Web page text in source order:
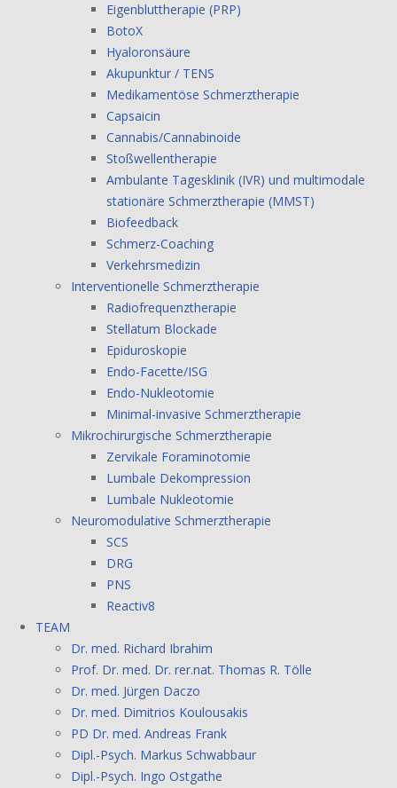
Eigenbluttherapie (PRP)
BotoX
Hyaloronsäure
Akupunktur / TENS
Medikamentöse Schmerztherapie
Capsaicin
Cannabis/Cannabinoide
Stoßwellentherapie
Ambulante Tagesklinik (IVR) und multimodale
stationäre Schmerztherapie (MMST)
Biofeedback
Schmerz-Coaching
Verkehrsmedizin
Interventionelle Schmerztherapie
Radiofrequenztherapie
Stellatum Blockade
Epiduroskopie
Endo-Facette/ISG
Endo-Nukleotomie
Minimal-invasive Schmerztherapie
Mikrochirurgische Schmerztherapie
Zervikale Foraminotomie
Lumbale Dekompression
Lumbale Nukleotomie
Neuromodulative Schmerztherapie
SCS
DRG
PNS
Reactiv8
TEAM
Dr. med. Richard Ibrahim
Prof. Dr. med. Dr. rer.nat. Thomas R. Tölle
Dr. med. Jürgen Daczo
Dr. med. Dimitrios Koulousakis
PD Dr. med. Andreas Frank
Dipl.-Psych. Markus Schwabbaur
Dipl.-Psych. Ingo Ostgathe